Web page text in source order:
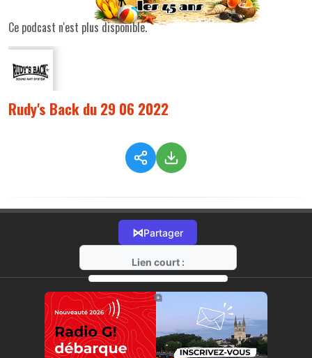
Ce podcast n'est plus disponible.
Rudy's Back du 29 06 2022
⋈Partager
Lien court :
https://radio-g.fr?8932
⧉